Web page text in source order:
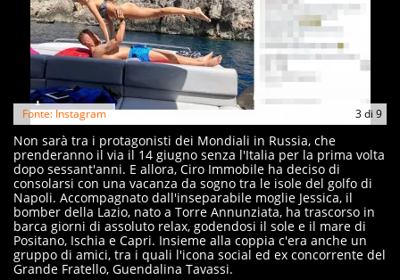
3di 9
Fonte: Instagram
Non sarà tra i protagonisti dei Mondiali in Russia, che
prenderanno il via il 14 giugno senza l'Italia per la prima volta
dopo sessant'anni. E allora, Ciro Immobile ha deciso di
consolarsi con una vacanza da sogno tra le isole del golfo di
Napoli. Accompagnato dall'inseparabile moglie Jessica, il
bomber della Lazio, nato a Torre Annunziata, ha trascorso in
barca giorni di assoluto relax, godendosi il sole e il mare di
Positano, Ischia e Capri. Insieme alla coppia c'era anche un
gruppo di amici, tra i quali l'icona social ed ex concorrente del
Grande Fratello, Guendalina Tavassi.